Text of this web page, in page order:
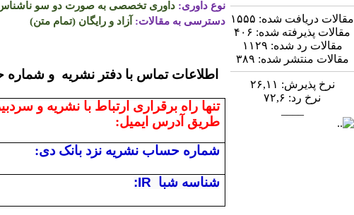
مقالات دریافت شده: ۱۵۵۵
مقالات پذیرفته شده: ۴۰۶
مقالات رد شده: ۱۱۲۹
مقالات منتشر شده: ۳۸۹
نرخ پذیرش: ۲۶,۱۱
نرخ رد: ۷۲,۶
نوع داوری: داوری تخصصی به صورت دو سو ناشناس
دسترسی به مقالات: آزاد و رایگان (تمام متن)
اطلاعات تماس
تنها راه برقراری ارتباط با نشریه و
طریق آدرس ایمیل:
شماره حساب نشریه نزد بانک دی:
شناسه شبا :IR